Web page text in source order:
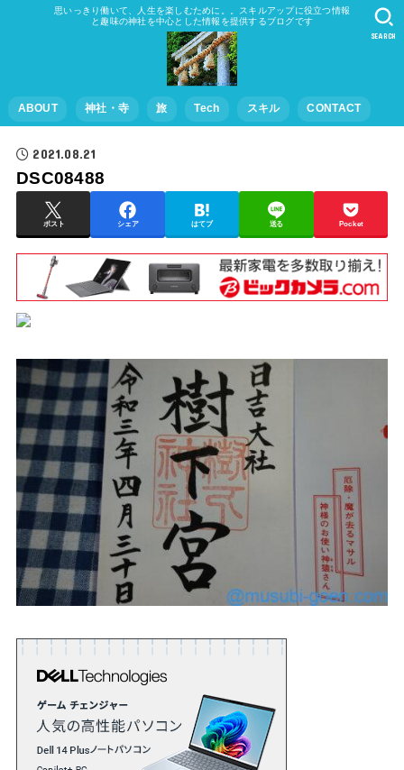
思いっきり働いて、人生を楽しむために。。スキルアップに役立つ情報
と趣味の神社を中心とした情報を提供するブログです
ABOUT 神社・寺 旅 Tech スキル CONTACT
SEARCH
2021.08.21
DSC08488
ポスト シェア はてブ 送る Pocket